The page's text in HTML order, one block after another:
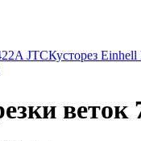
JTCКусторез